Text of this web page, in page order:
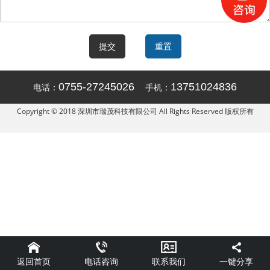
电话： 0755-27245026 手机： 13751024836
Copyright © 2018 深圳市瑞茂科技有限公司 All Rights Reserved 版权所有
返回首页 电话咨询 联系我们 一键分享